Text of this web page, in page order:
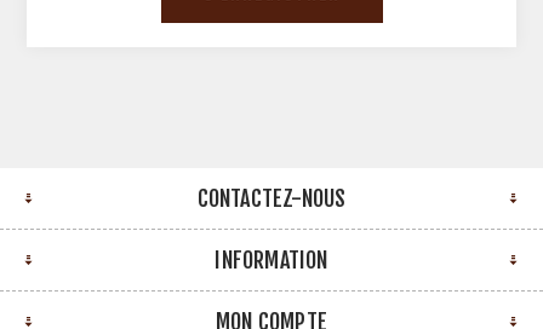
CONTACTEZ-NOUS
INFORMATION
MON COMPTE